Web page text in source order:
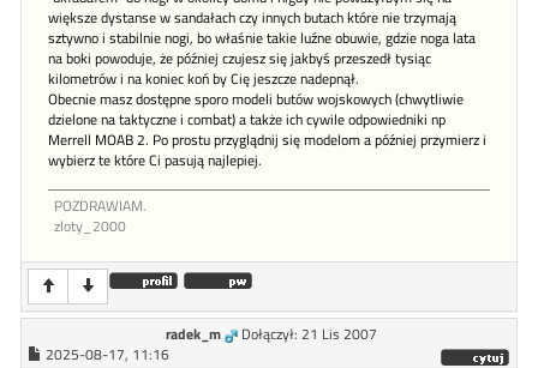
większe dystanse w sandałach czy innych butach które nie trzymają
sztywno i stabilnie nogi, bo właśnie takie luźne obuwie, gdzie noga lata
na boki powoduje, że później czujesz się jakbyś przeszedł tysiąc
kilometrów i na koniec koń by Cię jeszcze nadepnął.
Obecnie masz dostępne sporo modeli butów wojskowych (chwytliwie
dzielone na taktyczne i combat) a także ich cywile odpowiedniki np
Merrell MOAB 2. Po prostu przyglądnij się modelom a później przymierz i
wybierz te które Ci pasują najlepiej.
POZDRAWIAM.
zloty_2000
radek_m
Dołączył: 21 Lis 2007
2025-08-17, 11:16